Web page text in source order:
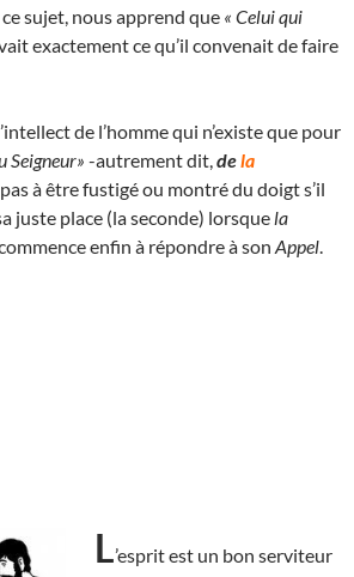
sujet, nous apprend que « Celui qui
exactement ce qu’il convenait de faire
de l’homme qui n’existe que pour
Seigneur» -autrement dit, dela
pas à être fustigé ou montré du doigt s’il
juste place (la seconde) lorsque la
enfin à répondre à son Appel
L’esprit est un bon serviteur